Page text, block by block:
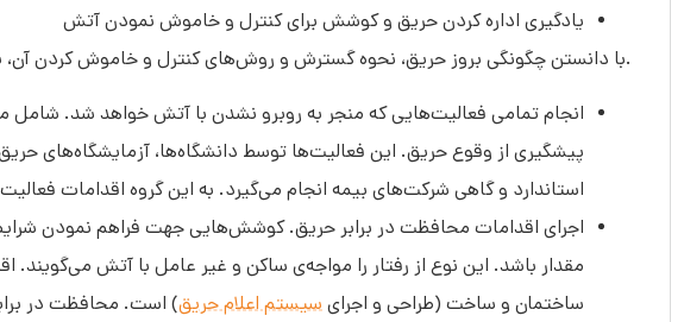
یادگیری اداره کردن حریق و کوشش برای کنترل و خاموش نمودن آتش
با دانستن چگونگی بروز حریق، نحوه گسترش و روش‌های کنترل و خاموش کردن آن، برای فراهم کردن ایمنی به شرح زیر عمل باید کرد.
انجام تمامی فعالیت‌هایی که منجر به روبرو نشدن با آتش خواهد شد. شامل
پیشگیری از وقوع حریق. این فعالیت‌ها توسط دانشگاه‌ها، آزمایشگاه‌‌های
استاندارد و گاهی شرکت‌های بیمه انجام می‌گیرد. به این گروه اقدامات
اجرای اقدامات محافظت در برابر حریق. کوشش‌هایی جهت فراهم نمودن
مقدار باشد. این نوع از رفتار را مواجه‌ی ساکن و غیر عامل با آتش
ساختمان و ساخت (طراحی و اجرایسیستم اعلام حریق) است. محافظت در